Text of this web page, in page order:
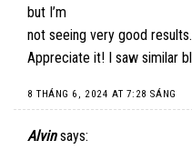
but I’m
not seeing very good
Appreciate it! I saw similar
8 THÁNG 6, 2024 AT 7:28 SÁNG
Alvin says: